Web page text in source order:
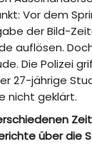
Vor dem
der Bild-
auflösen.
Die Polizei
27-jährige
nicht geklärt.
über die